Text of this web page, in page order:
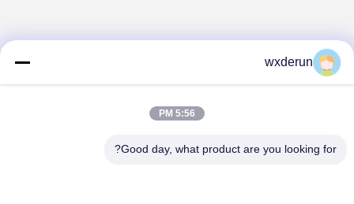
wxderun
5:56 PM
Good day, what product are you looking for?